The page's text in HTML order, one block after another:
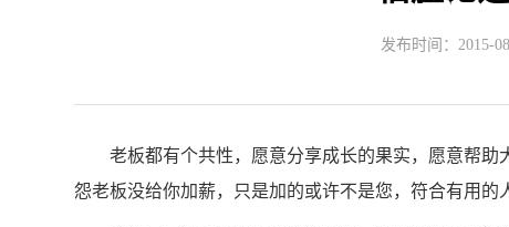
发布时间：2015-
老板都有个共性，愿意分享成长的果实，愿意帮助
怨老板没给你加薪，只是加的或许不是您，符合有用的